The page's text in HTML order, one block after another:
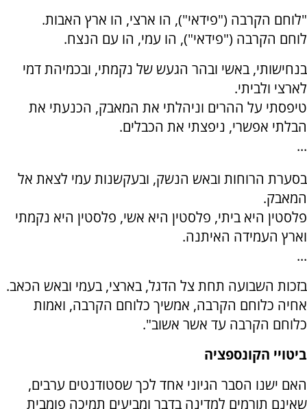
"לוחם הקרבה ("פידאי"), הו ארצי, הו ארץ האבות.
לוחם הקרבה ("פידאי"), הו עמי, הו עם הנצח.
בנחישותי, באשי ובהר הגעש של נקמתי, ובכמיהת דמי
לארצי ולביתי.
טיפסתי על ההרים וניהלתי את המאבק, הכנעתי את
הבלתי אפשרי, ניפצתי את הכבלים.
...
בסערת הרוחות ובאש הנשק, ובעקשנות עמי לצאת אל
המאבק.
פלסטין היא ביתי, פלסטין היא אשי, פלסטין היא נקמתי
וארץ העמידה האיתנה.
...
בזכות השבועה תחת צל הדגל, בארצי, בעמי ובאש הכאב.
אחיה כלוחם הקרבה, אמשיך כלוחם הקרבה, ואמות
כלוחם הקרבה עד אשר אשוב".
ביטויי הקונספציה
האם ישנו הסבר הגיוני אחד לכך שסטודנטים ערבים,
שאינם תורמים למדינה בדבר ומביעים תמיכה פומבית